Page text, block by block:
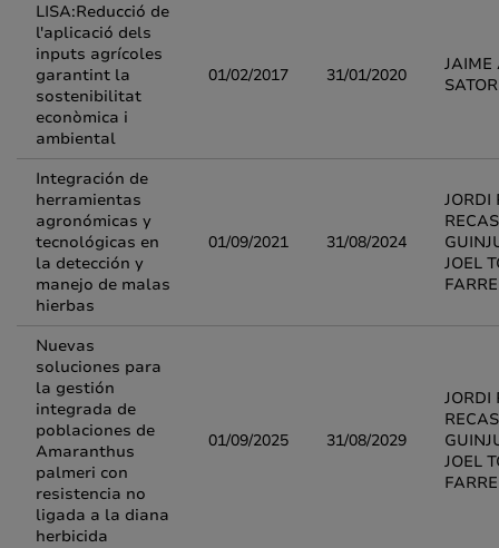
LISA:Reducció de
l'aplicació dels
inputs agrícoles
garantint la
sostenibilitat
econòmica i
ambiental
01/02/2017 31/01/2020
JAIME
Integración de
herramientas
agronómicas y
tecnológicas en
la detección y
manejo de malas
hierbas
01/09/2021 31/08/2024
JORDI
JOEL
FARRE
Nuevas
soluciones para
la gestión
integrada de
poblaciones de
Amaranthus
palmeri con
resistencia no
ligada a la diana
herbicida
01/09/2025 31/08/2029
JORDI
JOEL
FARRE